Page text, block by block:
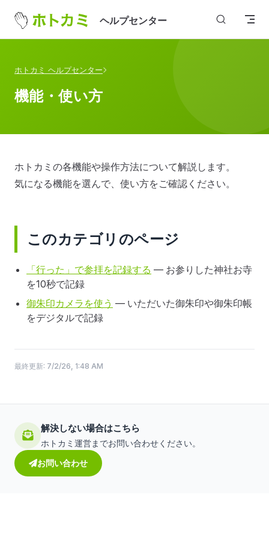
Skip to content ヘルプセンター
ホトカミ ヘルプセンター
機能・使い方
ホトカミの各機能や操作方法について解説します。
気になる機能を選んで、使い方をご確認ください。
このカテゴリのページ
「行った」で参拝を記録する — お参りした神社お寺
を10秒で記録
御朱印カメラを使う — いただいた御朱印や御朱印帳
をデジタルで記録
最終更新: 7/2/26, 1:48 AM
解決しない場合はこちら
ホトカミ運営までお問い合わせください。
お問い合わせ